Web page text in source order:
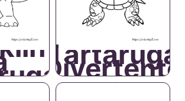
Tartaruga
Divertente